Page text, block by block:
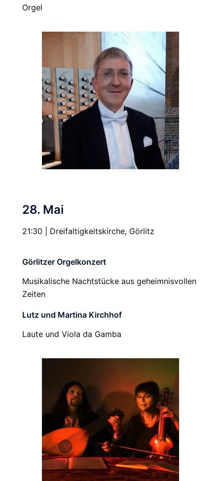
Orgel
28. Mai
21:30 | Dreifaltigkeitskirche, Görlitz
Görlitzer Orgelkonzert
Musikalische Nachtstücke aus geheimnisvollen
Zeiten
Lutz und Martina Kirchhof
Laute und Viola da Gamba